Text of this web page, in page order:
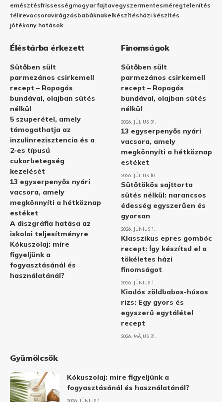
emésztésfrissességmagyar fajtavegyszermentesméregtelenítés
télirevacsoravirágzásbabáknakelkészítésházi készítés
jótékony hatások
Éléstárba érkezett
Sütőben sült
parmezános csirkemell
recept – Ropogós
bundával, olajban sütés
nélkül
5 szuperétel, amely
támogathatja az
inzulinrezisztencia és a
2-es típusú
cukorbetegség
kezelését
13 egyserpenyős nyári
vacsora, amely
megkönnyíti a hétköznap
estéket
A diszgráfia hatása az
iskolai teljesítményre
Kókuszolaj: mire
figyeljünk a
fogyasztásánál és
használatánál?
Finomságok
Sütőben sült
parmezános csirkemell
recept – Ropogós
bundával, olajban sütés
nélkül
2026. JÚLIUS 31.
13 egyserpenyős nyári
vacsora, amely
megkönnyíti a hétköznap
estéket
2026. JÚLIUS 10.
Sütőtökös sajttorta
sütés nélkül: narancsos
édesség egyszerűen és
gyorsan
2026. JÚNIUS 1.
Klasszikus epres gombóc
recept: Így készítsd el a
tökéletes házi
finomságot
2026. JÚNIUS 1.
Kiadós zöldbabos-húsos
rizs: Egy gyors és
egyszerű egytálétel
recept
2026. MÁJUS 31.
Gyümölcsök
Kókuszolaj: mire figyeljünk a
fogyasztásánál és használatánál?